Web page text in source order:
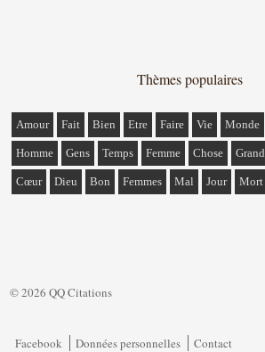
Thèmes populaires
Amour Fait Bien Etre Faire Vie Monde
Homme Gens Temps Femme Chose Grand
Cœur Dieu Bon Femmes Mal Jour Mort
© 2026 QQ Citations
Facebook Données personnelles Contact